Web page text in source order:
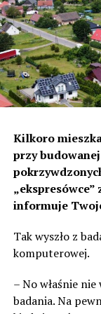
Kilkoro
przy
„ekspresówce”
informuje
Tak wyszło z
komputerowej.
– No właśnie
badania. Na